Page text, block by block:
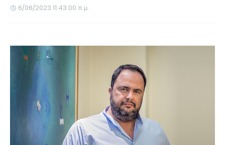
6/06/2023 11:43:00 π.μ.